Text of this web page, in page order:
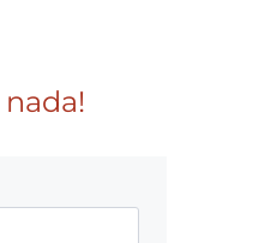
nada!